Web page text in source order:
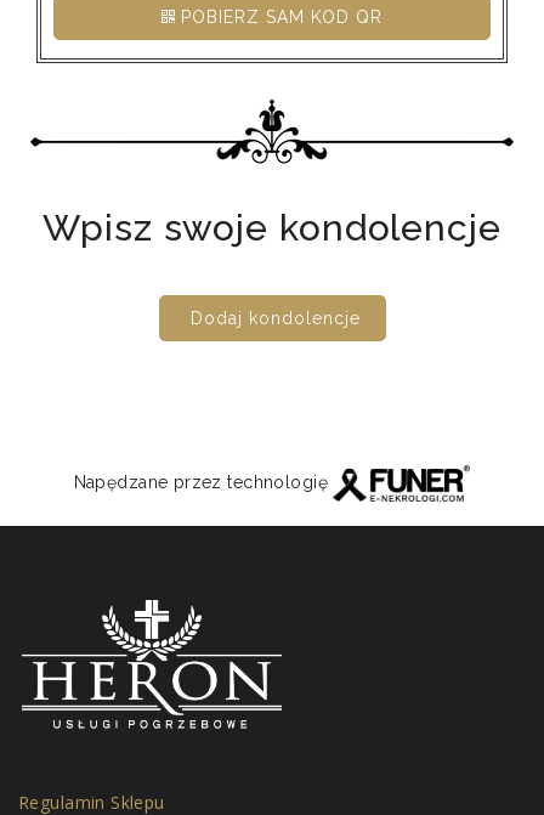
POBIERZ SAM KOD QR
Wpisz swoje kondolencje
Dodaj kondolencje
Napędzane przez technologię
Regulamin Sklepu